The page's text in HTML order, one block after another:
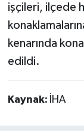
işçileri, ilçede
kenarında
edildi.
Kaynak: İHA